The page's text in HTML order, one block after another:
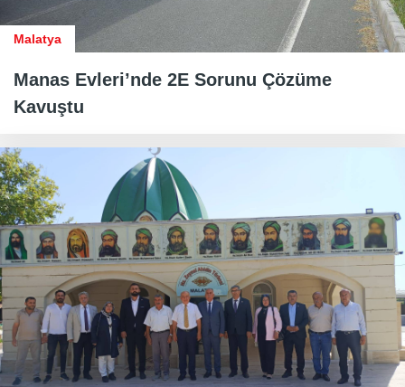
Malatya
Manas Evleri’nde 2E Sorunu Çözüme
Kavuştu